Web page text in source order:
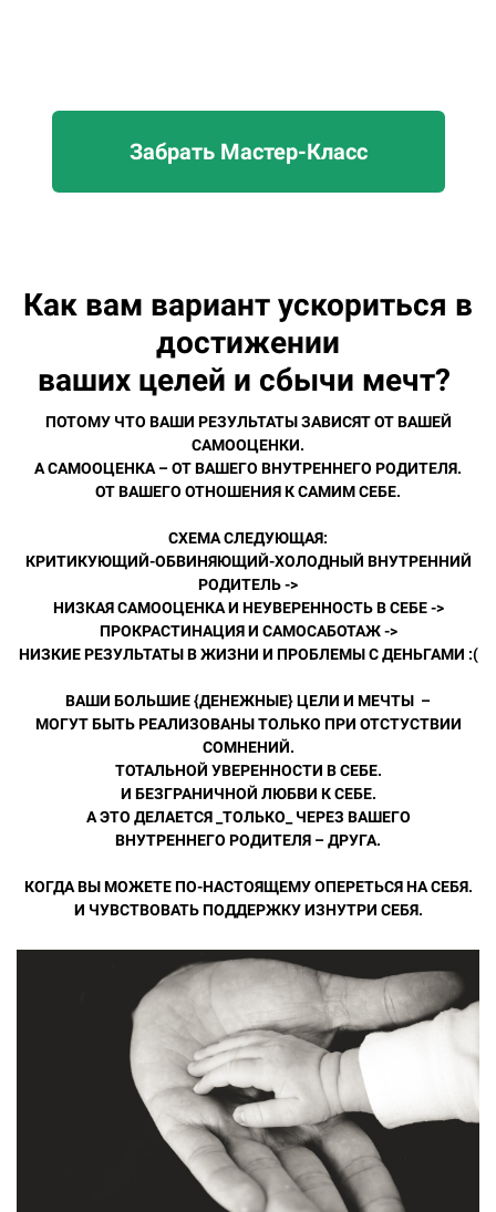
Забрать Мастер-Класс
Как вам вариант ускориться в
достижении
ваших целей и сбычи мечт?
ПОТОМУ ЧТО ВАШИ РЕЗУЛЬТАТЫ ЗАВИСЯТ ОТ ВАШЕЙ
САМООЦЕНКИ.
А САМООЦЕНКА – ОТ ВАШЕГО ВНУТРЕННЕГО РОДИТЕЛЯ.
ОТ ВАШЕГО ОТНОШЕНИЯ К САМИМ СЕБЕ.
СХЕМА СЛЕДУЮЩАЯ:
КРИТИКУЮЩИЙ-ОБВИНЯЮЩИЙ-ХОЛОДНЫЙ ВНУТРЕННИЙ
РОДИТЕЛЬ ->
НИЗКАЯ САМООЦЕНКА И НЕУВЕРЕННОСТЬ В СЕБЕ ->
ПРОКРАСТИНАЦИЯ И САМОСАБОТАЖ ->
НИЗКИЕ РЕЗУЛЬТАТЫ В ЖИЗНИ И ПРОБЛЕМЫ С ДЕНЬГАМИ :(
ВАШИ БОЛЬШИЕ {ДЕНЕЖНЫЕ} ЦЕЛИ И МЕЧТЫ –
МОГУТ БЫТЬ РЕАЛИЗОВАНЫ ТОЛЬКО ПРИ ОТСТУСТВИИ
СОМНЕНИЙ.
ТОТАЛЬНОЙ УВЕРЕННОСТИ В СЕБЕ.
И БЕЗГРАНИЧНОЙ ЛЮБВИ К СЕБЕ.
А ЭТО ДЕЛАЕТСЯ _ТОЛЬКО_ ЧЕРЕЗ ВАШЕГО
ВНУТРЕННЕГО РОДИТЕЛЯ – ДРУГА.
КОГДА ВЫ МОЖЕТЕ ПО-НАСТОЯЩЕМУ ОПЕРЕТЬСЯ НА СЕБЯ.
И ЧУВСТВОВАТЬ ПОДДЕРЖКУ ИЗНУТРИ СЕБЯ.